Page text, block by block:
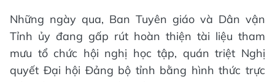
Những ngày qua, Ban Tuyên giáo và Dân vận
Tỉnh ủy đang gấp rút hoàn thiện tài liệu tham
mưu tổ chức hội nghị học tập, quán triệt Nghị
quyết Đại hội Đảng bộ tỉnh bằng hình thức trực